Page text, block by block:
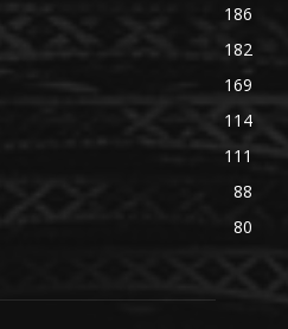
186
182
169
114
111
88
80